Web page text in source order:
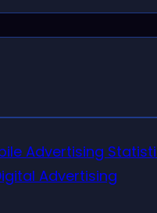
Advertising
Advertising